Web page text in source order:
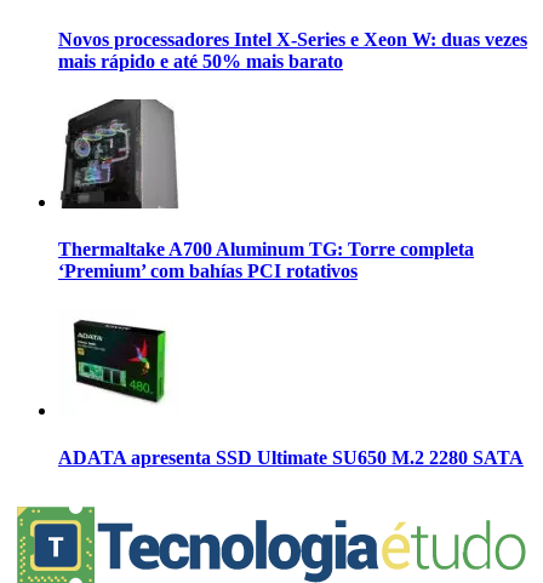
Novos processadores Intel X-Series e Xeon W: duas vezes
mais rápido e até 50% mais barato
Thermaltake A700 Aluminum TG: Torre completa
‘Premium’ com bahías PCI rotativos
ADATA apresenta SSD Ultimate SU650 M.2 2280 SATA